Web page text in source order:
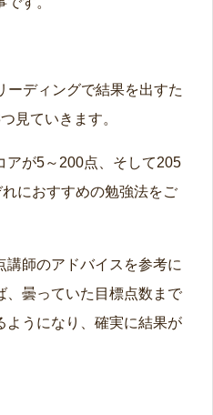
ーディングで結果を出すた
見ていきます。
アが5～200点、そして205
におすすめの勉強法をご
講師のアドバイスを参考に
、曇っていた目標点数まで
ようになり、確実に結果が